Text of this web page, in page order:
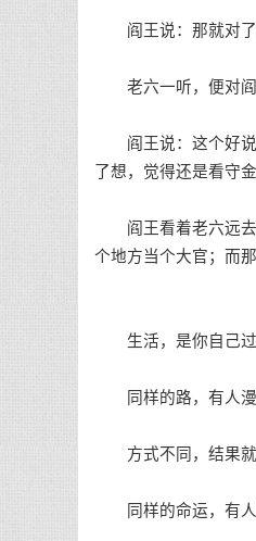
阎王说：那就对了
老六一听，便对阎
阎王说：这个好说
了想，觉得还是看守
阎王看着老六远去
个地方当个大官；而
生活，是你自己过
同样的路，有人漫
方式不同，结果就
同样的命运，有人